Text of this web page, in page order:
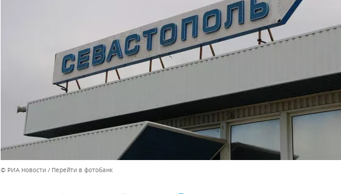
© РИА Новости Перейти в фотобанк